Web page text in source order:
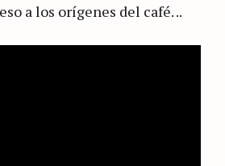
a los orígenes del café. ..